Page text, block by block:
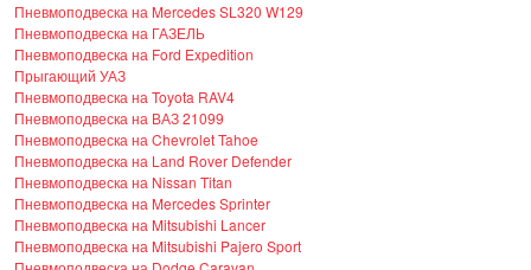
Пневмоподвеска на Mercedes SL320 W129
Пневмоподвеска на ГАЗЕЛЬ
Пневмоподвеска на Ford Expedition
Прыгающий УАЗ
Пневмоподвеска на Toyota RAV4
Пневмоподвеска на ВАЗ 21099
Пневмоподвеска на Chevrolet Tahoe
Пневмоподвеска на Land Rover Defender
Пневмоподвеска на Nissan Titan
Пневмоподвеска на Mercedes Sprinter
Пневмоподвеска на Mitsubishi Lancer
Пневмоподвеска на Mitsubishi Pajero Sport